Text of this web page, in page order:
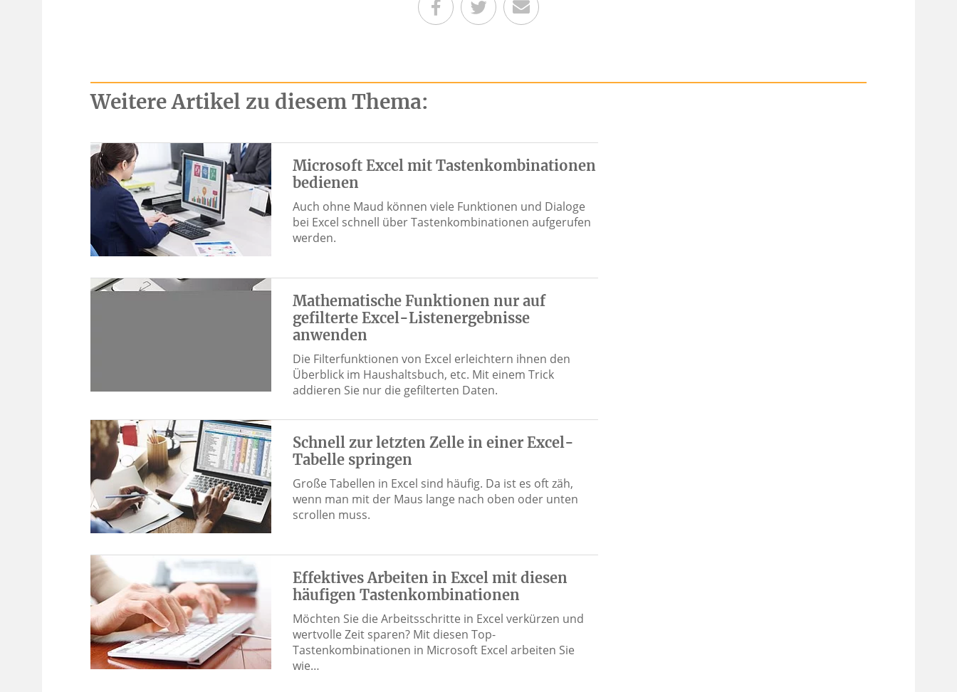
Teilen auf Facebook
Teilen auf Twitter
Per E-Mail senden
Weitere Artikel zu diesem Thema:
Microsoft Excel mit Tastenkombinationen
bedienen
Auch ohne Maud können viele Funktionen und Dialoge
bei Excel schnell über Tastenkombinationen aufgerufen
werden.
Mathematische Funktionen nur auf
gefilterte Excel-Listenergebnisse
anwenden
Die Filterfunktionen von Excel erleichtern ihnen den
Überblick im Haushaltsbuch, etc. Mit einem Trick
addieren Sie nur die gefilterten Daten.
Schnell zur letzten Zelle in einer Excel-
Tabelle springen
Große Tabellen in Excel sind häufig. Da ist es oft zäh,
wenn man mit der Maus lange nach oben oder unten
scrollen muss.
Effektives Arbeiten in Excel mit diesen
häufigen Tastenkombinationen
Möchten Sie die Arbeitsschritte in Excel verkürzen und
wertvolle Zeit sparen? Mit diesen Top-
Tastenkombinationen in Microsoft Excel arbeiten Sie
wie…